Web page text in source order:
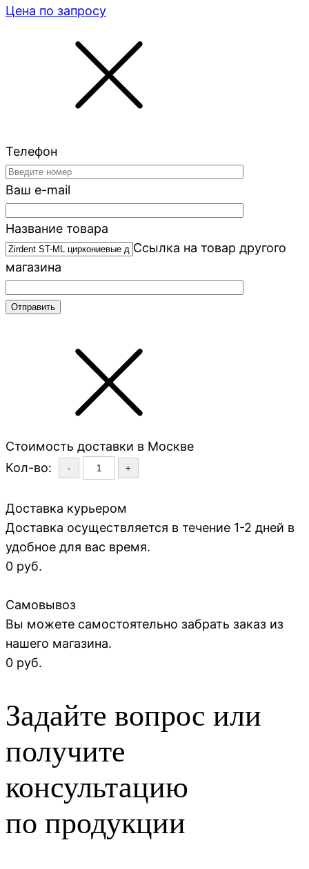
Цена по запросу
Телефон
Ваш e-mail
Название товара
Ссылка на товар другого
магазина
Стоимость доставки в Москве
Кол-во:
- +
Доставка курьером
Доставка осуществляется в течение 1-2 дней в
удобное для вас время.
0 руб.
Самовывоз
Вы можете самостоятельно забрать заказ из
нашего магазина.
0 руб.
Задайте вопрос или
получите
консультацию
по продукции